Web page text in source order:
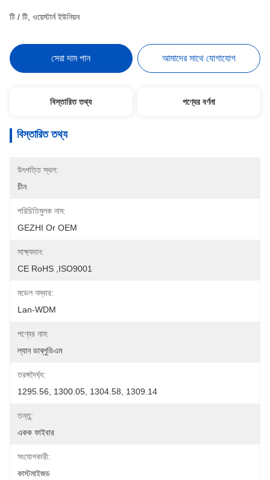
টি / টি, ওয়েস্টার্ন ইউনিয়ন
সেরা দাম পান আমাদের সাথে যোগাযোগ
বিস্তারিত তথ্য পণ্যের বর্ণনা
বিস্তারিত তথ্য
উৎপত্তি স্থল:
চীন
পরিচিতিমুলক নাম:
GEZHI Or OEM
সাক্ষ্যদান:
CE RoHS ,ISO9001
মডেল নম্বার:
Lan-WDM
পণ্যের নাম:
ল্যান ডাব্লুডিএম
তরঙ্গদৈর্ঘ্য:
1295.56, 1300.05, 1304.58, 1309.14
তন্তু:
একক ফাইবার
সংযোগকারী:
কাস্টমাইজড